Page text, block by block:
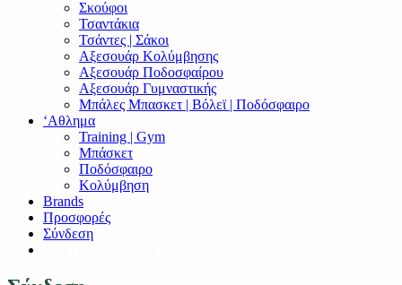
Σκούφοι
Τσαντάκια
Τσάντες | Σάκοι
Αξεσουάρ Κολύμβησης
Αξεσουάρ Ποδοσφαίρου
Αξεσουάρ Γυμναστικής
Μπάλες Μπασκετ | Βόλεϊ | Ποδόσφαιρο
‘Αθλημα
Training | Gym
Μπάσκετ
Ποδόσφαιρο
Κολύμβηση
Brands
Προσφορές
Σύνδεση